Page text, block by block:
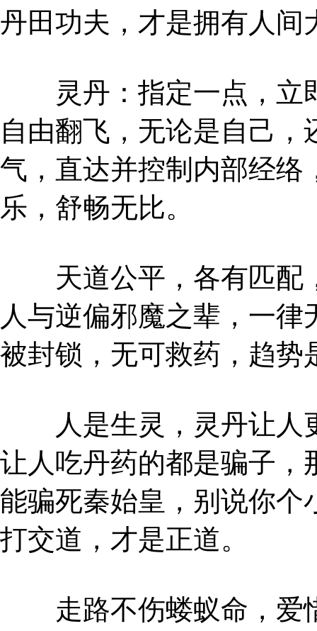
丹田功夫，才是拥有人间
灵丹：指定一点，立
自由翻飞，无论是自己
气，直达并控制内部经络
乐，舒畅无比。
天道公平，各有匹配
人与逆偏邪魔之辈，一
被封锁，无可救药，趋势
人是生灵，灵丹让人
让人吃丹药的都是骗子，
能骗死秦始皇，别说你个
打交道，才是正道。
走路不伤蝼蚁命，爱